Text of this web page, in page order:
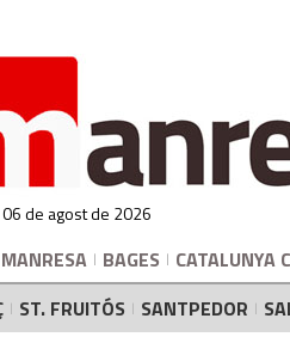
de agost de 2026
MANRESA BAGES CATALUNYA
ST. FRUITÓS SANTPEDOR